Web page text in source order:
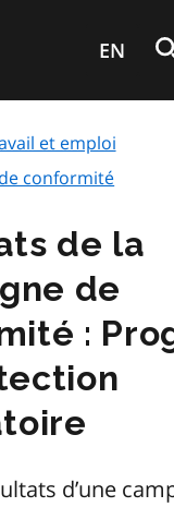
EN
et emploi
conformité
de la
de
:
d’une